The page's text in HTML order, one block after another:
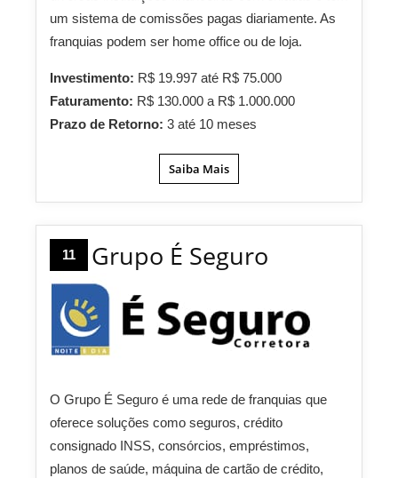
um sistema de comissões pagas diariamente. As
franquias podem ser home office ou de loja.
Investimento: R$ 19.997 até R$ 75.000
Faturamento: R$ 130.000 a R$ 1.000.000
Prazo de Retorno: 3 até 10 meses
Saiba Mais
11 Grupo É Seguro
O Grupo É Seguro é uma rede de franquias que
oferece soluções como seguros, crédito
consignado INSS, consórcios, empréstimos,
planos de saúde, máquina de cartão de crédito,